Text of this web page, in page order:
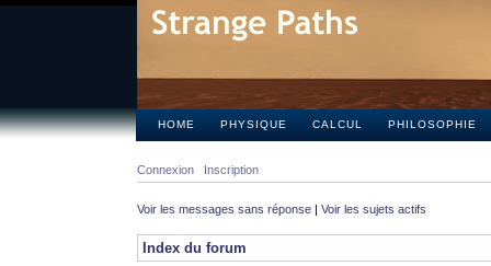
HOME PHYSIQUE CALCUL PHILOSOPHIE
Connexion Inscription
Voir les messages sans réponse | Voir les sujets actifs
Index du forum